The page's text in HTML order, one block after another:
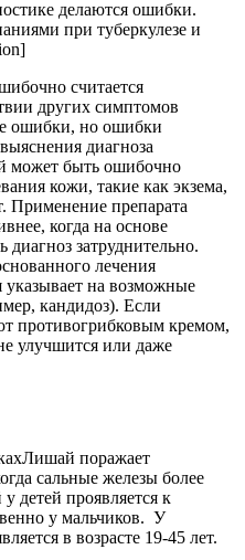
делаются ошибки.
при туберкулезе и
считается
других симптомов
ошибки, но ошибки
диагноза
может быть ошибочно
кожи, такие как экзема,
Применение препарата
когда на основе
диагноз затруднительно.
лечения
указывает на возможные
кандидоз). Если
противогрибковым кремом,
улучшится или даже
Лишай поражает
сальные железы более
детей проявляется к
у мальчиков. У
в возрасте 19-45 лет.